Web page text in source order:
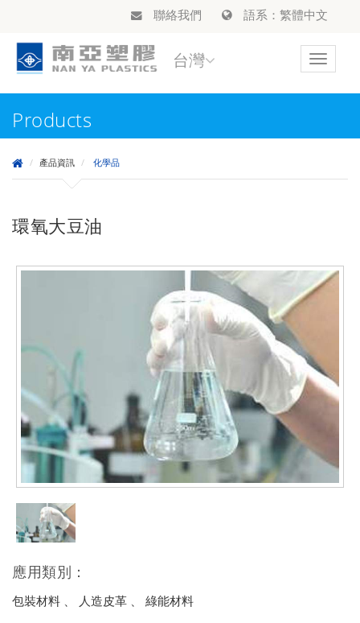
聯絡我們 語系：繁體中文
Toggle
台灣
Products
產品資訊 化學品
環氧大豆油
應用類別：
包裝材料 、 人造皮革 、 綠能材料